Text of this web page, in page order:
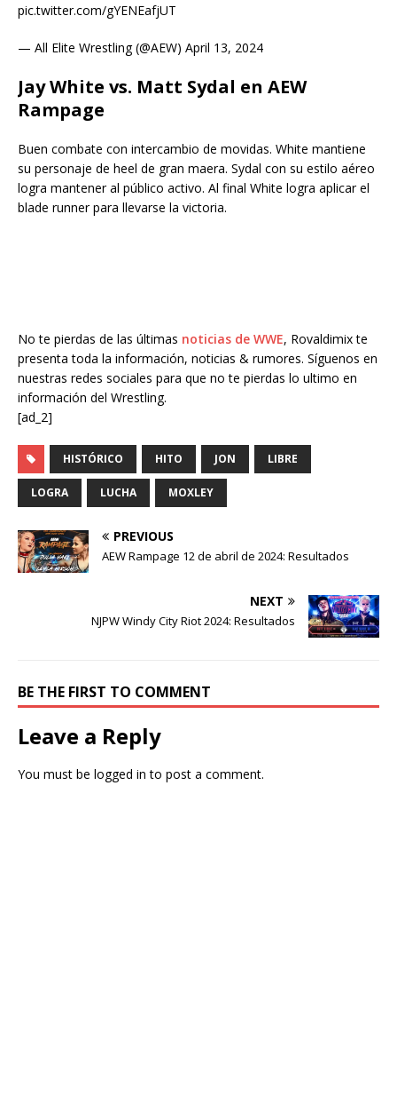
pic.twitter.com/gYENEafjUT
— All Elite Wrestling (@AEW) April 13, 2024
Jay White vs. Matt Sydal en AEW
Rampage
Buen combate con intercambio de movidas. White mantiene
su personaje de heel de gran maera. Sydal con su estilo aéreo
logra mantener al público activo. Al final White logra aplicar el
blade runner para llevarse la victoria.
No te pierdas de las últimas noticias de WWE, Rovaldimix te
presenta toda la información, noticias & rumores. Síguenos en
nuestras redes sociales para que no te pierdas lo ultimo en
información del Wrestling.
[ad_2]
HISTÓRICO HITO JON LIBRE
LOGRA LUCHA MOXLEY
PREVIOUS
AEW Rampage 12 de abril de 2024: Resultados
NEXT
NJPW Windy City Riot 2024: Resultados
BE THE FIRST TO COMMENT
Leave a Reply
You must be logged in to post a comment.